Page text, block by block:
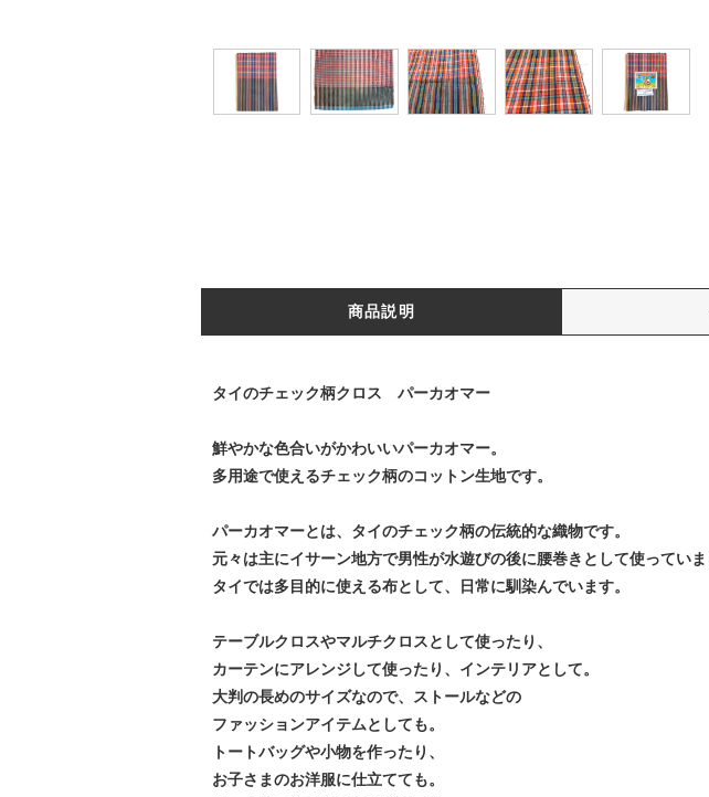
商品説明
タイのチェック柄クロス パーカオマー
鮮やかな色合いがかわいいパーカオマー。
多用途で使えるチェック柄のコットン生地です。
パーカオマーとは、タイのチェック柄の伝統的な織物です。
元々は主にイサーン地方で男性が水遊びの後に腰巻きとして使っていま
タイでは多目的に使える布として、日常に馴染んでいます。
テーブルクロスやマルチクロスとして使ったり、
カーテンにアレンジして使ったり、インテリアとして。
大判の長めのサイズなので、ストールなどの
ファッションアイテムとしても。
トートバッグや小物を作ったり、
お子さまのお洋服に仕立てても。